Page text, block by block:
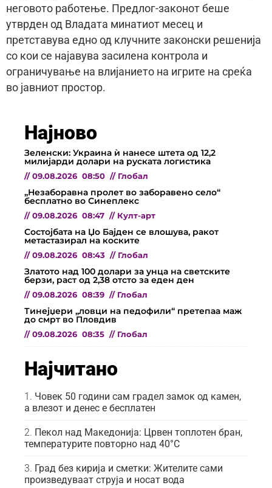
неговото работење. Предлог-законот беше
утврден од Владата минатиот месец и
претставува едно од клучните законски решенија
со кои се најавува засилена контрола и
ограничување на влијанието на игрите на среќа
во јавниот простор.
Најново
Зеленски: Украина ѝ нанесе штета од 12,2
милијарди долари на руската логистика
// 09.08.2026 08:50 // Глобал
„Незаборавна пролет во заборавено село“
бесплатно во Синеплекс
// 09.08.2026 08:47 // Култ-арт
Состојбата на Џо Бајден се влошува, ракот
метастазирал на коските
// 09.08.2026 08:43 // Глобал
Златото над 100 долари за унца на светските
берзи, раст од 2,38 отсто за еден ден
// 09.08.2026 08:39 // Глобал
Тинејџери „ловци на педофили“ претепаа маж
до смрт во Пловдив
// 09.08.2026 08:35 // Глобал
Најчитано
Човек 50 години сам градел замок од камен,
а влезот и денес е бесплатен
Пекол над Македонија: Црвен топлотен бран,
температурите повторно над 40°C
Град без кирија и сметки: Жителите сами
произведуваат струја и носат вода